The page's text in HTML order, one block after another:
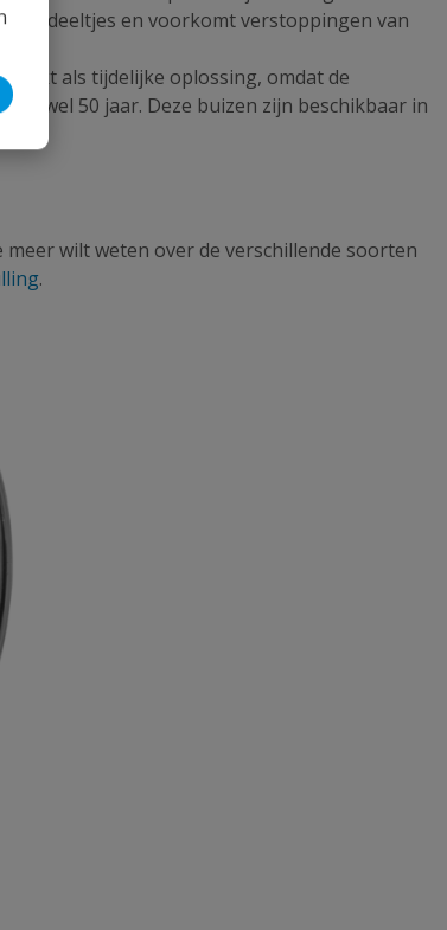
en voorkomt verstoppingen van
als tijdelijke oplossing, omdat de
wel 50 jaar. Deze buizen zijn beschikbaar in
wilt weten over de verschillende soorten
.